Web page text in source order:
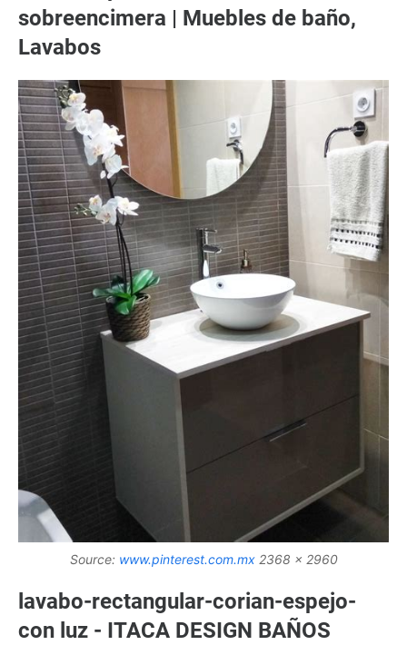
sobreencimera | Muebles de baño,
Lavabos
Source: www.pinterest.com.mx2368 x 2960
lavabo-rectangular-corian-espejo-
con luz - ITACA DESIGN BAÑOS